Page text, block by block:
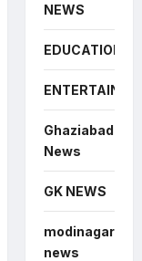
NEWS
EDUCATION
Ghaziabad
News
GK NEWS
modinagar
news